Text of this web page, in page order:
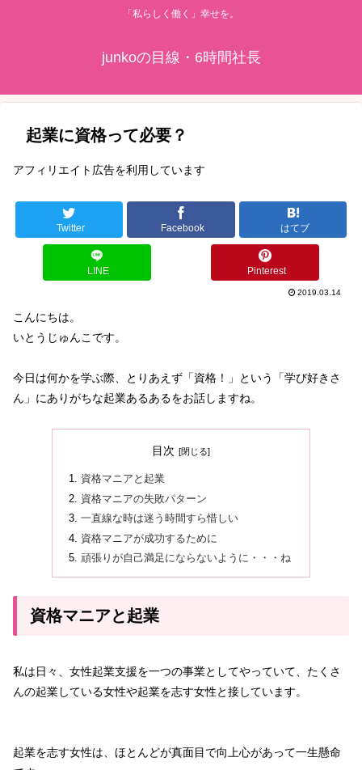
「私らしく働く」幸せを。
junkoの目線・6時間社長
起業に資格って必要？
アフィリエイト広告を利用しています
Twitter Facebook はてブ
LINE Pinterest
2019.03.14
こんにちは。
いとうじゅんこです。
今日は何かを学ぶ際、とりあえず「資格！」という「学び好きさ
ん」にありがちな起業あるあるをお話しますね。
目次
資格マニアと起業
資格マニアの失敗パターン
一直線な時は迷う時間すら惜しい
資格マニアが成功するために
頑張りが自己満足にならないように・・・ね
資格マニアと起業
私は日々、女性起業支援を一つの事業としてやっていて、たくさ
んの起業している女性や起業を志す女性と接しています。
起業を志す女性は、ほとんどが真面目で向上心があって一生懸命